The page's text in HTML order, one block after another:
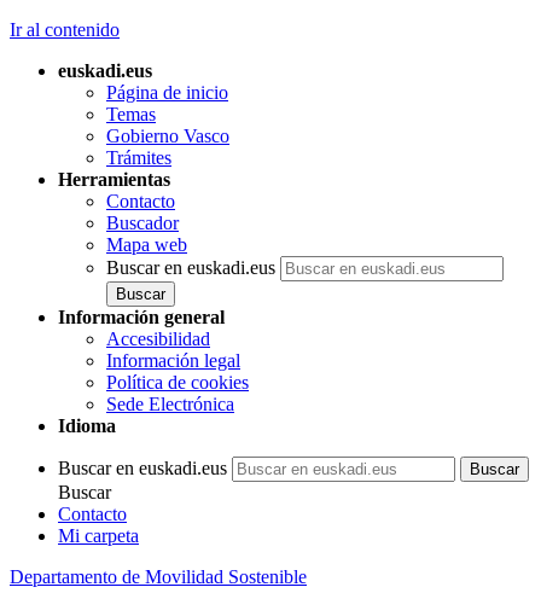
Ir al contenido
euskadi.eus
Página de inicio
Temas
Gobierno Vasco
Trámites
Herramientas
Contacto
Buscador
Mapa web
Buscar en euskadi.eus
Información general
Accesibilidad
Información legal
Política de cookies
Sede Electrónica
Idioma
Buscar en euskadi.eus
Buscar
Contacto
Mi carpeta
Departamento de Movilidad Sostenible